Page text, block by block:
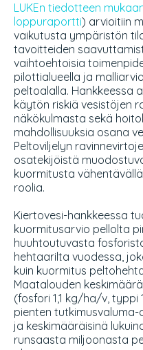
LUKEn tiedotteen
loppuraportti) arvioitiin
vaikutusta ympäristön
tavoitteiden
vaihtoehtoisia
pilottialueella ja
peltoalalla. Hankkeessa
käytön riskiä vesistöjen
näkökulmasta sekä
mahdollisuuksia osana
Peltoviljelyn
osatekijöistä
kuormitusta
roolia.
Kiertovesi-hankkeessa
kuormitusarvio pellolta
huuhtoutuvasta
hehtaarilta vuodessa,
kuin kuormitus
Maatalouden
(fosfori 1,1 kg/ha/v,
pienten
ja keskimääräisinä
runsaasta miljoonasta